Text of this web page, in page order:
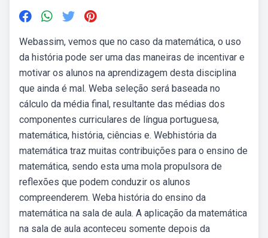
Webassim, vemos que no caso da matemática, o uso
da história pode ser uma das maneiras de incentivar e
motivar os alunos na aprendizagem desta disciplina
que ainda é mal. Weba seleção será baseada no
cálculo da média final, resultante das médias dos
componentes curriculares de língua portuguesa,
matemática, história, ciências e. Webhistória da
matemática traz muitas contribuições para o ensino de
matemática, sendo esta uma mola propulsora de
reflexões que podem conduzir os alunos
compreenderem. Weba história do ensino da
matemática na sala de aula. A aplicação da matemática
na sala de aula aconteceu somente depois da